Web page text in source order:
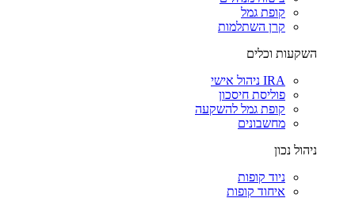
קופת גמל
קרן השתלמות
השקעות וכלים
IRA ניהול אישי
פוליסת חיסכון
קופת גמל להשקעה
מחשבונים
ניהול נכון
ניוד קופות
איחוד קופות